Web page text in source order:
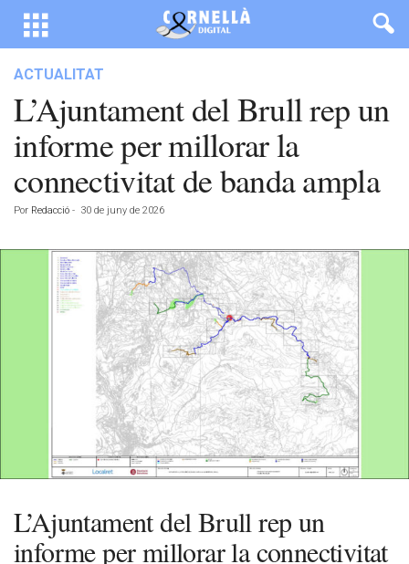
ACTUALITAT
L’Ajuntament del Brull rep un
informe per millorar la
connectivitat de banda ampla
Por Redacció - 30 de juny de 2026
L’Ajuntament del Brull rep un
informe per millorar la connectivitat